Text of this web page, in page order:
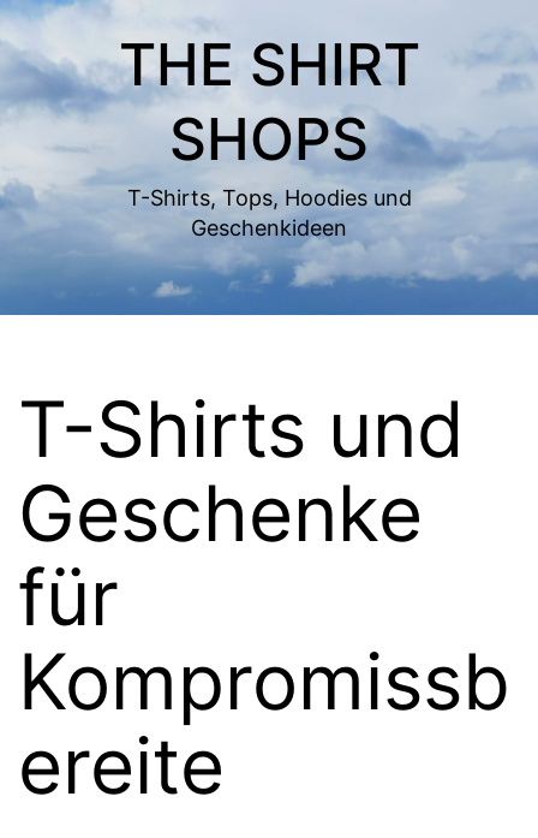
Zum
Inhalt
springen
THE SHIRT
SHOPS
T-Shirts, Tops, Hoodies und
Geschenkideen
T-Shirts und
Geschenke
für
Kompromissb
ereite